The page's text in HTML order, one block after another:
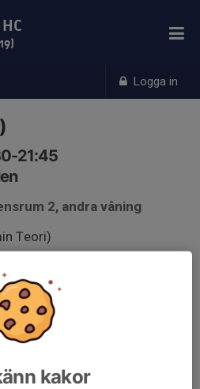
Logga in
21:45
2, andra våning
Teori)
kakor